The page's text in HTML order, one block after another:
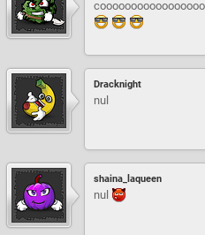
Dracknight
nul
shaina_laqueen
nul